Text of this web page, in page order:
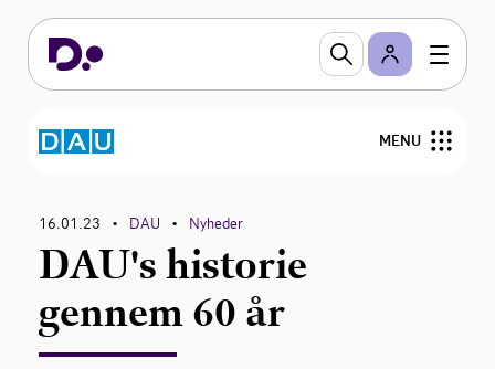
MENU
Om DAu
Nyheder
Medlemmer
16.01.23 • DAU • Nyheder
DAU's historie
gennem 60 år